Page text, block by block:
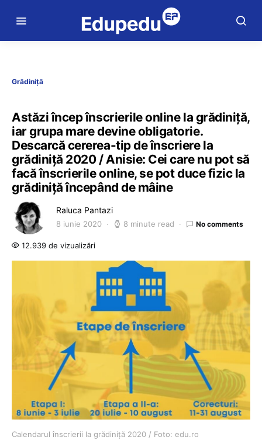
Grădiniță
Astăzi încep înscrierile online la grădiniță,
iar grupa mare devine obligatorie.
Descarcă cererea-tip de înscriere la
grădiniță 2020 / Anisie: Cei care nu pot să
facă înscrierile online, se pot duce fizic la
grădiniță începând de mâine
Raluca Pantazi
8 iunie 2020 8 minute read No comments
12.939 de vizualizări
Calendarul înscrierii la grădiniță 2020 / Foto: edu.ro